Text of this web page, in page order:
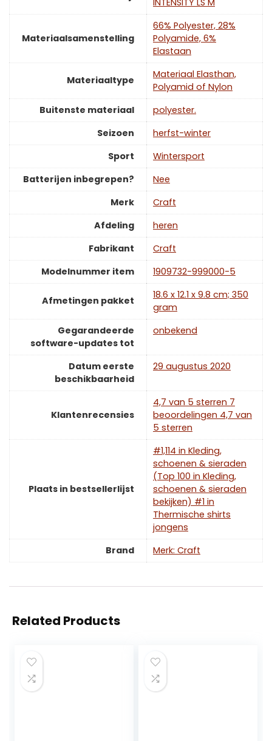
INTENSITY LS M
Materiaalsamenstelling
‎66% Polyester, 28%
Polyamide, 6%
Elastaan
Materiaaltype
‎Materiaal Elasthan,
Polyamid of Nylon
Buitenste materiaal
‎polyester.
Seizoen
‎herfst-winter
Sport
‎Wintersport
Batterijen inbegrepen?
‎Nee
Merk
‎Craft
Afdeling
‎heren
Fabrikant
‎Craft
Modelnummer item
‎1909732-999000-5
Afmetingen pakket
‎18.6 x 12.1 x 9.8 cm; 350
gram
Gegarandeerde
software-updates tot
‎onbekend
Datum eerste
beschikbaarheid
29 augustus 2020
Klantenrecensies
4,7 van 5 sterren 7
beoordelingen 4,7 van
5 sterren
Plaats in bestsellerlijst
#1,114 in Kleding,
schoenen & sieraden
(Top 100 in Kleding,
schoenen & sieraden
bekijken) #1 in
Thermische shirts
jongens
Brand
Merk: Craft
Related Products